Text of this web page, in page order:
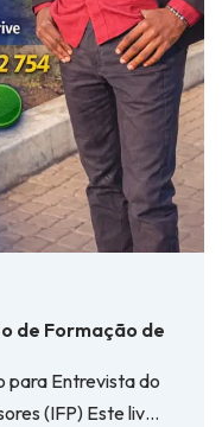
de Formação de
para Entrevista do
(IFP) Este liv…